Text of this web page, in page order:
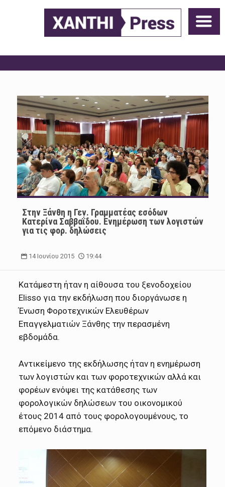
Στην Ξάνθη η Γεν. Γραμματέας εσόδων
Κατερίνα Σαββαΐδου. Ενημέρωση των λογιστών
για τις φορ. δηλώσεις
14 Ιουνίου 2015 19:44
Κατάμεστη ήταν η αίθουσα του ξενοδοχείου
Elisso για την εκδήλωση που διοργάνωσε η
Ένωση Φοροτεχνικών Ελευθέρων
Επαγγελματιών Ξάνθης την περασμένη
εβδομάδα.
Αντικείμενο της εκδήλωσης ήταν η ενημέρωση
των λογιστών και των φοροτεχνικών αλλά και
φορέων ενόψει της κατάθεσης των
φορολογικών δηλώσεων του οικονομικού
έτους 2014 από τους φορολογουμένους, το
επόμενο διάστημα.